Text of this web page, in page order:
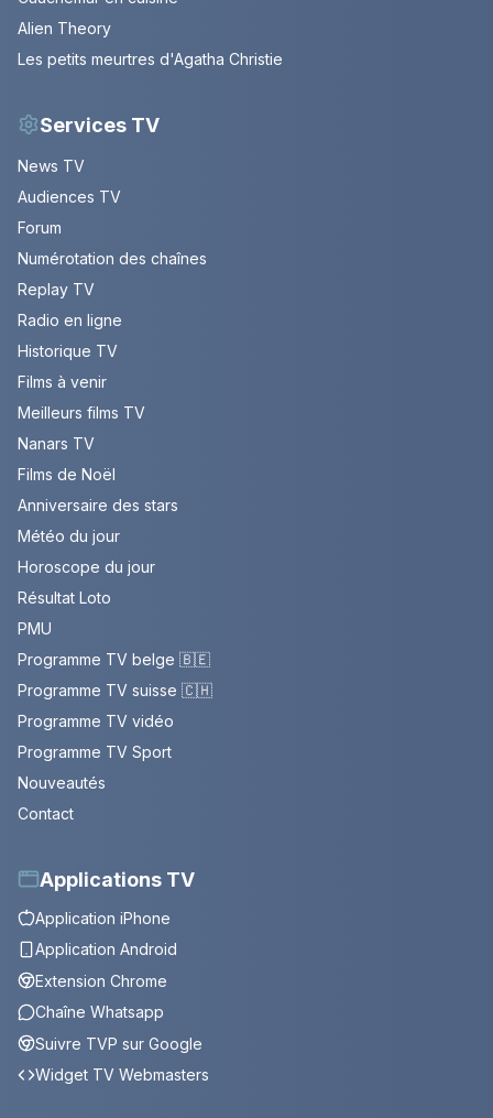
Alien Theory
Les petits meurtres d'Agatha Christie
Services TV
News TV
Audiences TV
Forum
Numérotation des chaînes
Replay TV
Radio en ligne
Historique TV
Films à venir
Meilleurs films TV
Nanars TV
Films de Noël
Anniversaire des stars
Météo du jour
Horoscope du jour
Résultat Loto
PMU
Programme TV belge 🇧🇪
Programme TV suisse 🇨🇭
Programme TV vidéo
Programme TV Sport
Nouveautés
Contact
Applications TV
Application iPhone
Application Android
Extension Chrome
Chaîne Whatsapp
Suivre TVP sur Google
Widget TV Webmasters